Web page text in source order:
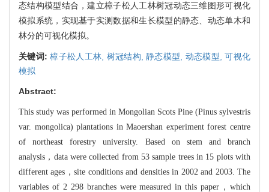
态结构模型结合，建立樟子松人工林树冠动态三维图形可视化
模拟系统，实现基于实测数据和生长模型的静态、动态单木和
林分的可视化模拟。
关键词:樟子松人工林, 树冠结构,静态模型, 动态模型,可视化
模拟
Abstract:
This study was performed in Mongolian Scots Pine (Pinus sylvestris
var. mongolica) plantations in Maoershan experiment forest centre
of northeast forestry university. Based on stem and branch
analysis，data were collected from 53 sample trees in 15 plots with
different ages，site conditions and densities in 2002 and 2003. The
variables of 2 298 branches were measured in this paper，which